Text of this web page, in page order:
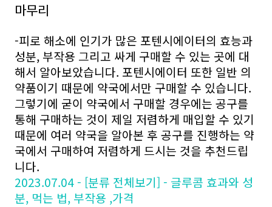
마무리
-피로 해소에 인기가 많은 포텐시에이터의 효능과
성분, 부작용 그리고 싸게 구매할 수 있는 곳에 대
해서 알아보았습니다. 포텐시에이터 또한 일반 의
약품이기 때문에 약국에서만 구매할 수 있습니다.
그렇기에 굳이 약국에서 구매할 경우에는 공구를
통해 구매하는 것이 제일 저렴하게 매입할 수 있기
때문에 여러 약국을 알아본 후 공구를 진행하는 약
국에서 구매하여 저렴하게 드시는 것을 추천드립
니다.
2023.07.04 - [분류 전체보기] - 글루콤 효과와 성
분, 먹는 법, 부작용 ,가격